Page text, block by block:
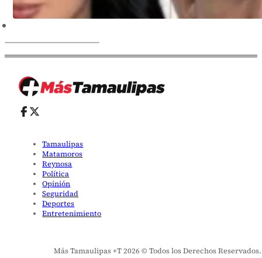
Tamaulipas
Matamoros
Reynosa
Política
Opinión
Seguridad
Deportes
Entretenimiento
Más Tamaulipas +T 2026 © Todos los Derechos